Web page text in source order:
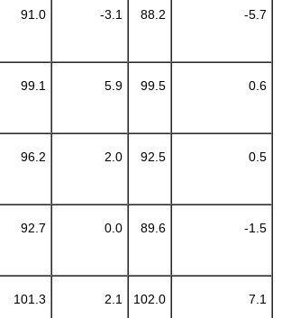
91.0 -3.1 88.2 -5.7
99.1 5.9 99.5 0.6
96.2 2.0 92.5 0.5
92.7 0.0 89.6 -1.5
101.3 2.1 102.0 7.1